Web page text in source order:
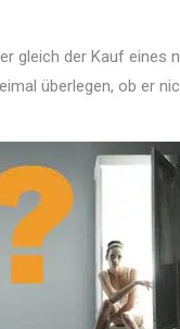
gleich der Kauf eines
überlegen, ob er